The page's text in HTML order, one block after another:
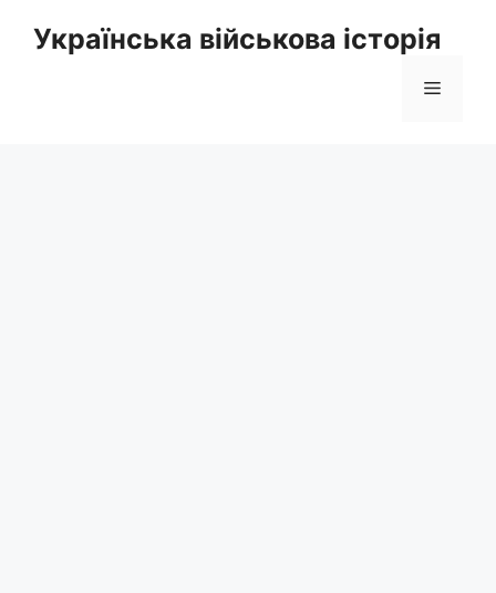
Українська військова історія
Меню